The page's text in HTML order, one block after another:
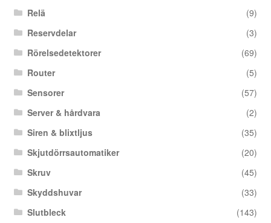
Relä
(9)
Reservdelar
(3)
Rörelsedetektorer
(69)
Router
(5)
Sensorer
(57)
Server & hårdvara
(2)
Siren & blixtljus
(35)
Skjutdörrsautomatiker
(20)
Skruv
(45)
Skyddshuvar
(33)
Slutbleck
(143)